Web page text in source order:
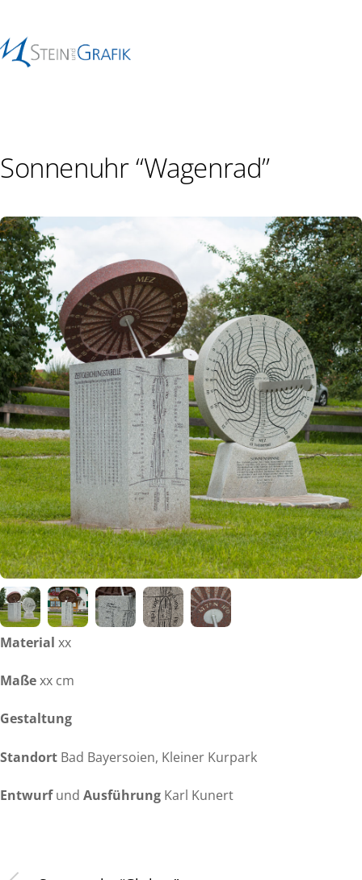
Sonnenuhr “Wagenrad”
Material xx
Maßexx cm
Gestaltung
Standort Bad Bayersoien, Kleiner Kurpark
Entwurfund Ausführung Karl Kunert